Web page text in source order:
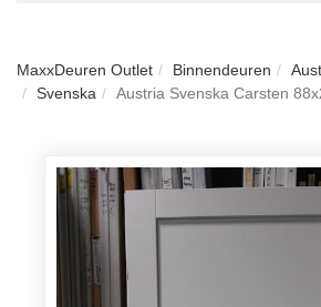
MaxxDeuren Outlet Binnendeuren
Svenska
Austria Svenska Carsten